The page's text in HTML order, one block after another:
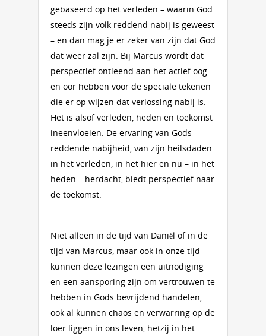
gebaseerd op het verleden – waarin God
steeds zijn volk reddend nabij is geweest
– en dan mag je er zeker van zijn dat God
dat weer zal zijn. Bij Marcus wordt dat
perspectief ontleend aan het actief oog
en oor hebben voor de speciale tekenen
die er op wijzen dat verlossing nabij is.
Het is alsof verleden, heden en toekomst
ineenvloeien. De ervaring van Gods
reddende nabijheid, van zijn heilsdaden
in het verleden, in het hier en nu – in het
heden – herdacht, biedt perspectief naar
de toekomst.
Niet alleen in de tijd van Daniël of in de
tijd van Marcus, maar ook in onze tijd
kunnen deze lezingen een uitnodiging
en een aansporing zijn om vertrouwen te
hebben in Gods bevrijdend handelen,
ook al kunnen chaos en verwarring op de
loer liggen in ons leven, hetzij in het